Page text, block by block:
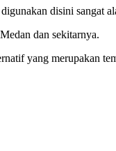
disini sangat
dan sekitarnya.
yang merupakan